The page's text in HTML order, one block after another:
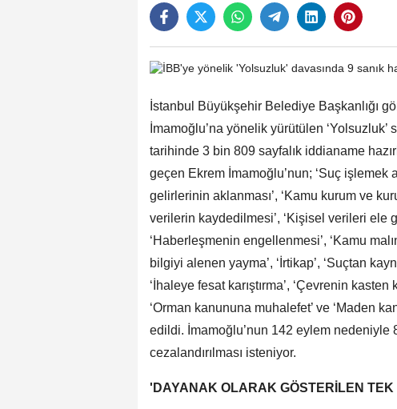
İstanbul Büyükşehir Belediye Başkanlığı
İmamoğlu’na yönelik yürütülen
tarihinde 3 bin 809 sayfalık iddianame
geçen Ekrem İmamoğlu’nun; ‘Suç işlemek
gelirlerinin aklanması’, ‘Kamu kurum ve
verilerin kaydedilmesi’, ‘Kişisel verileri ele
‘Haberleşmenin engellenmesi’, ‘Kamu
bilgiyi alenen yayma’, ‘İrtikap’, ‘Suçtan
‘İhaleye fesat karıştırma’, ‘Çevrenin
‘Orman kanununa muhalefet’ ve ‘Maden
edildi. İmamoğlu’nun 142 eylem nedeniyle
cezalandırılması isteniyor.
'DAYANAK OLARAK GÖSTERİLEN